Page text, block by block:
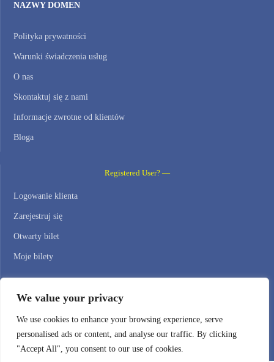
We value your privacy
We use cookies to enhance your browsing experience, serve
personalised ads or content, and analyse our traffic. By clicking
"Accept All", you consent to our use of cookies.
NAZWY DOMEN
Polityka prywatności
Warunki świadczenia usług
O nas
Skontaktuj się z nami
Informacje zwrotne od klientów
Bloga
Registered User? —
Logowanie klienta
Zarejestruj się
Otwarty bilet
Moje bilety
Email: support@webhostingzone.org